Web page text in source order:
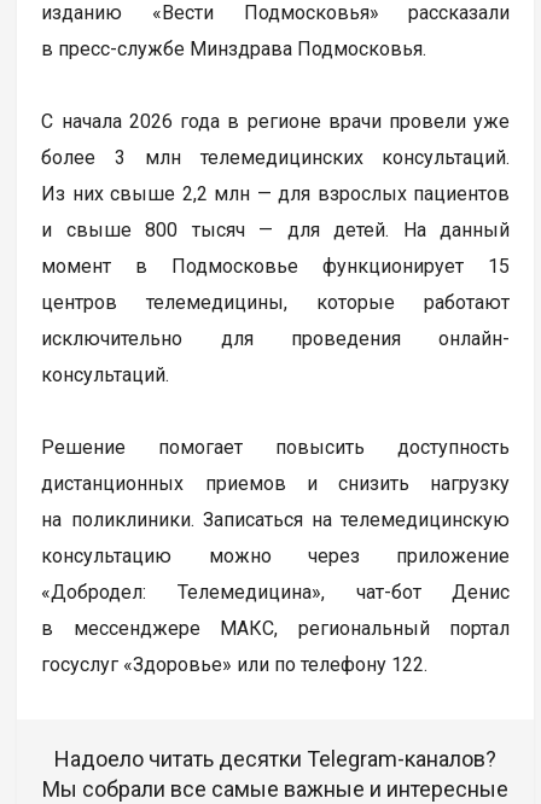
изданию «Вести Подмосковья» рассказали
в пресс-службе Минздрава Подмосковья.
С начала 2026 года в регионе врачи провели уже
более 3 млн телемедицинских консультаций.
Из них свыше 2,2 млн — для взрослых пациентов
и свыше 800 тысяч — для детей. На данный
момент в Подмосковье функционирует 15
центров телемедицины, которые работают
исключительно для проведения онлайн-
консультаций.
Решение помогает повысить доступность
дистанционных приемов и снизить нагрузку
на поликлиники. Записаться на телемедицинскую
консультацию можно через приложение
«Добродел: Телемедицина», чат-бот Денис
в мессенджере МАКС, региональный портал
госуслуг «Здоровье» или по телефону 122.
Надоело читать десятки Telegram-каналов?
Мы собрали все самые важные и интересные